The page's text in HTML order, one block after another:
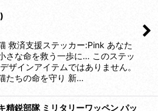
救済支援ステッカー:Pink あなた
さな命を救う一歩に… このステッ
ザインアイテムではありません。
たちの命を守り 新…
精鋭部隊 ミリタリーワッペン パッ